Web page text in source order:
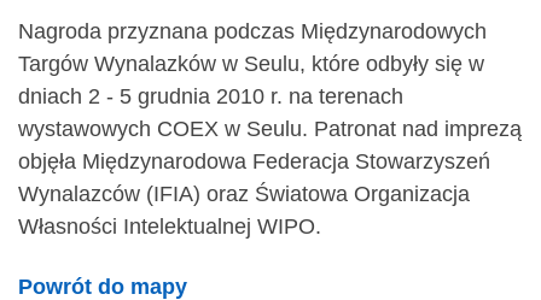
Nagroda przyznana podczas Międzynarodowych
Targów Wynalazków w Seulu, które odbyły się w
dniach 2 - 5 grudnia 2010 r. na terenach
wystawowych COEX w Seulu. Patronat nad imprezą
objęła Międzynarodowa Federacja Stowarzyszeń
Wynalazców (IFIA) oraz Światowa Organizacja
Własności Intelektualnej WIPO.
Powrót do mapy